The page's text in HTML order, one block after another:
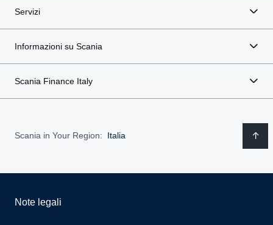
Servizi
Informazioni su Scania
Scania Finance Italy
Scania in Your Region: Italia
Note legali